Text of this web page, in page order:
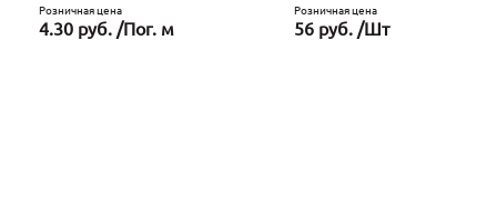
Розничная цена
4.30 руб. /Пог. м
Розничная цена
56 руб. /Шт